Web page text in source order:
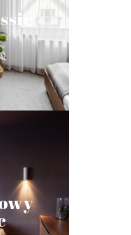
Wi-Fi,
zestaw
do
2
płaskim
Wi-Fi,
zestaw